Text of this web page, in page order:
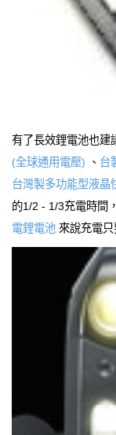
有了長效鋰電池也建
(全球通用電壓) 、 台
台灣製多功能型液晶
的1/2 - 1/3充電時間
電鋰電池 來說充電